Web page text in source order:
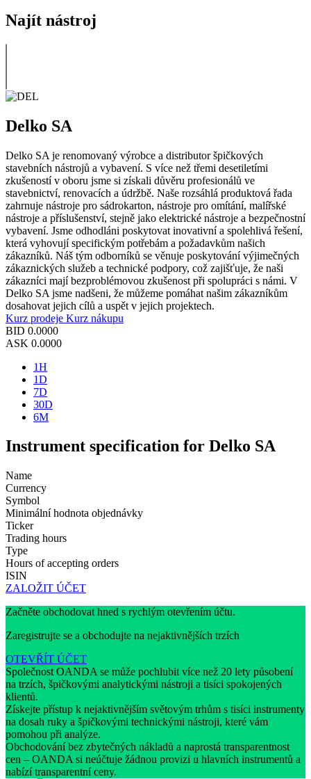
Najít nástroj
Delko SA
Delko SA je renomovaný výrobce a distributor špičkových
stavebních nástrojů a vybavení. S více než třemi desetiletími
zkušeností v oboru jsme si získali důvěru profesionálů ve
stavebnictví, renovacích a údržbě. Naše rozsáhlá produktová řada
zahrnuje nástroje pro sádrokarton, nástroje pro omítání, malířské
nástroje a příslušenství, stejně jako elektrické nástroje a bezpečnostní
vybavení. Jsme odhodláni poskytovat inovativní a spolehlivá řešení,
která vyhovují specifickým potřebám a požadavkům našich
zákazníků. Náš tým odborníků se věnuje poskytování výjimečných
zákaznických služeb a technické podpory, což zajišťuje, že naši
zákazníci mají bezproblémovou zkušenost při spolupráci s námi. V
Delko SA jsme nadšeni, že můžeme pomáhat našim zákazníkům
dosahovat jejich cílů a uspět v jejich projektech.
Kurz prodeje Kurz nákupu
BID 0.0000
ASK 0.0000
1H
1D
7D
30D
6M
Instrument specification for Delko SA
Name
Currency
Symbol
Minimální hodnota objednávky
Ticker
Trading hours
Type
Hours of accepting orders
ISIN
ZALOŽIT ÚČET
Začněte obchodovat hned s rychlým otevřením účtu.
Zaregistrujte se a obchodujte na nejaktivnějších trzích
OTEVŘÍT ÚČET
Společnost OANDA se může pochlubit více než 20 lety působení
na trzích, špičkovými analytickými nástroji a tisíci spokojených
klientů.
Získejte přístup k nejaktivnějším světovým trhům s tisíci instrumenty
na dosah ruky a špičkovými technickými nástroji, které vám
pomohou při analýze.
Obchodování bez zbytečných nákladů a naprostá transparentnost
cen – OANDA si neúčtuje žádnou provizi u hlavních instrumentů a
nabízí transparentní ceny.